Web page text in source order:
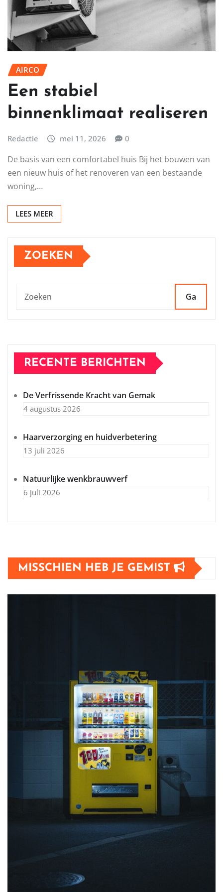
AIRCO
Een stabiel
binnenklimaat realiseren
Redactie mei 11, 2026 0
De basis van een comfortabel huis Bij het bouwen van
een nieuw huis of het renoveren van een bestaande
woning,…
LEES MEER
ZOEKEN
Ga
RECENTE BERICHTEN
De Verfrissende Kracht van Gemak
4 augustus 2026
Haarverzorging en huidverbetering
13 juli 2026
Natuurlijke wenkbrauwverf
6 juli 2026
MISSCHIEN HEB JE GEMIST